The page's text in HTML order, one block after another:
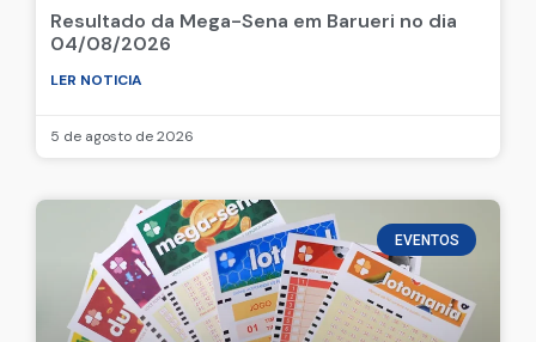
Resultado da Mega-Sena em Barueri no dia
04/08/2026
LER NOTICIA
5 de agosto de 2026
EVENTOS